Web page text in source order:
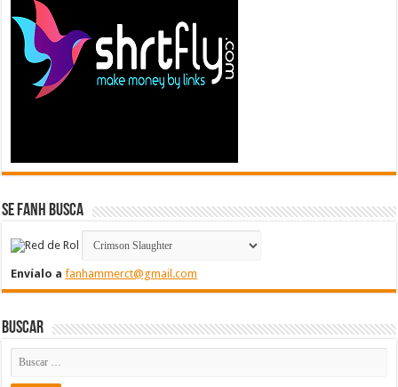
Se FanH Busca
Envíalo afanhammerct@gmail.com
Buscar